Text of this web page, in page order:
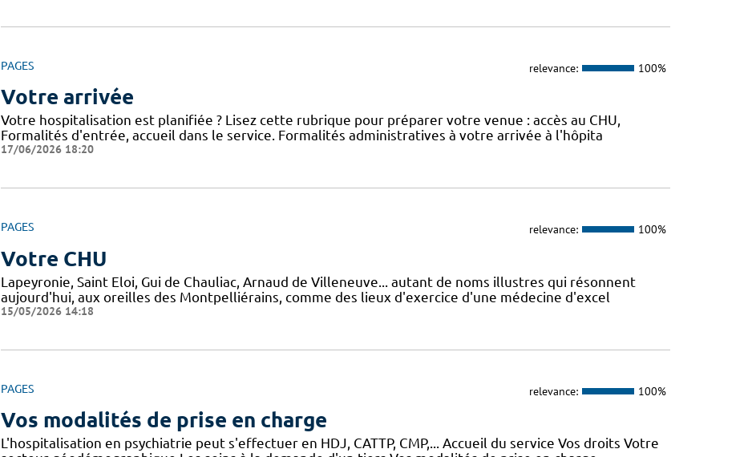
PAGES relevance: 100%
Votre arrivée
Votre hospitalisation est planifiée ? Lisez cette rubrique pour préparer votre venue : accès au CHU,
Formalités d'entrée, accueil dans le service. Formalités administratives à votre arrivée à l'hôpita
17/06/2026 18:20
PAGES relevance: 100%
Votre CHU
Lapeyronie, Saint Eloi, Gui de Chauliac, Arnaud de Villeneuve... autant de noms illustres qui résonnent
aujourd'hui, aux oreilles des Montpelliérains, comme des lieux d'exercice d'une médecine d'excel
15/05/2026 14:18
PAGES relevance: 100%
Vos modalités de prise en charge
L'hospitalisation en psychiatrie peut s'effectuer en HDJ, CATTP, CMP,... Accueil du service Vos droits Votre